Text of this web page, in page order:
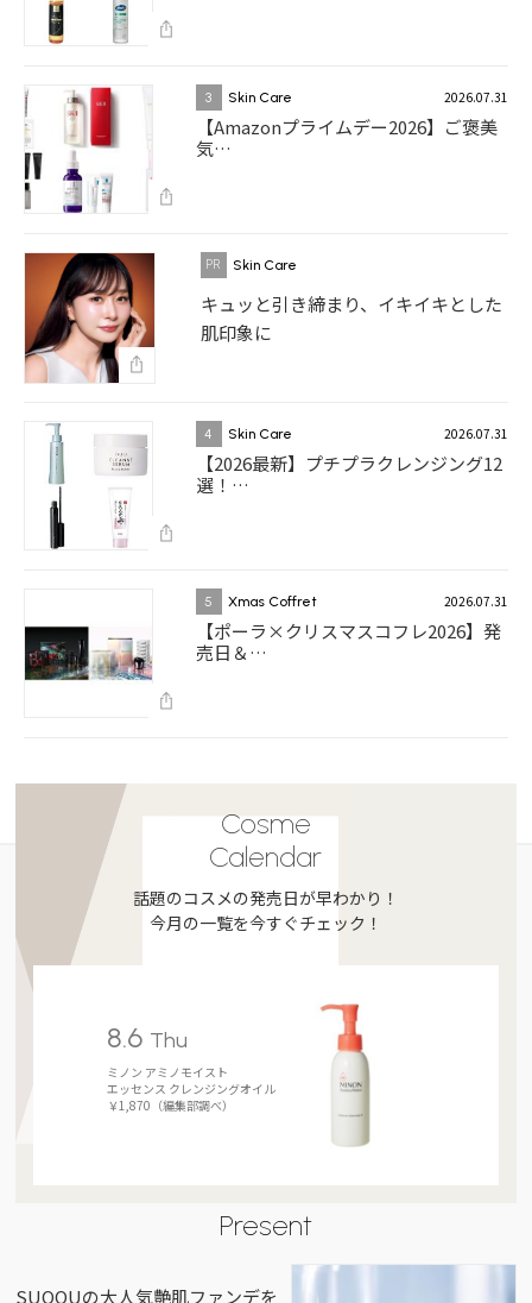
3 Skin Care 2026.07.31
【Amazonプライムデー2026】ご褒美
気…
Skin Care
キュッと引き締まり、イキイキとした
肌印象に
4 Skin Care 2026.07.31
【2026最新】プチプラクレンジング12
選！…
5 Xmas Coffret 2026.07.31
【ポーラ×クリスマスコフレ2026】発
売日＆…
Cosme
Calendar
話題のコスメの発売日が早わかり！
今月の一覧を今すぐチェック！
8.6 Thu
ミノン アミノモイスト
エッセンス クレンジングオイル
￥1,870（編集部調べ）
Present
SUQQUの大人気艶肌ファンデを